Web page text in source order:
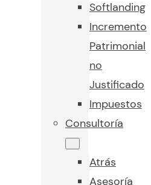
Softlanding
Incremento
Patrimonial
no
Justificado
Impuestos
Consultoría
Atrás
Asesoría